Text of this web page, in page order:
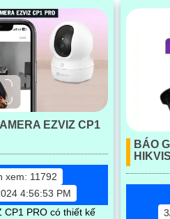
EZVIZ CP1
xem: 11792
4:56:53 PM
CP1 PRO có thiết kế
BÁO